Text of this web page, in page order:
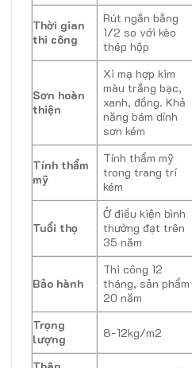
Thời gian
thi công
Rút ngắn bằng
1/2 so với kèo
thép hộp
Sơn hoàn
thiện
Xi mạ hợp kim
màu trắng bạc,
xanh, đồng. Khả
năng bám dính
sơn kém
Tính thẩm
mỹ
Tính thẩm mỹ
trong trang trí
kém
Tuổi thọ
Ở điều kiện bình
thường đạt trên
35 năm
Bảo hành
Thi công 12
tháng, sản phẩm
20 năm
Trọng
lượng
8-12kg/m2